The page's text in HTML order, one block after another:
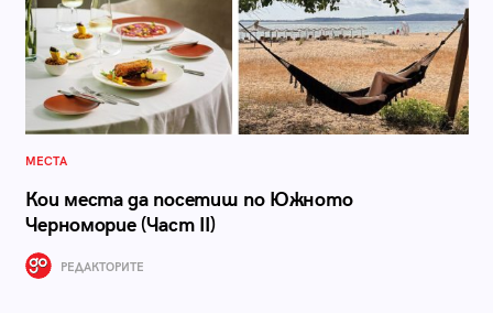
МЕСТА
Кои места да посетиш по Южното
Черноморие (Част II)
РЕДАКТОРИТЕ